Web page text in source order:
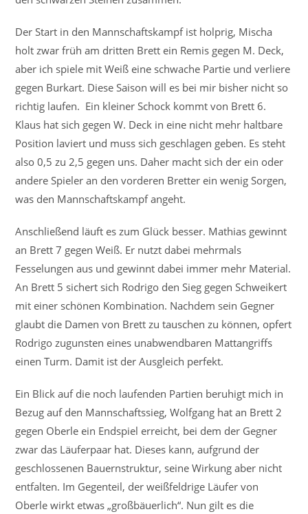
Der Start in den Mannschaftskampf ist holprig, Mischa
holt zwar früh am dritten Brett ein Remis gegen M. Deck,
aber ich spiele mit Weiß eine schwache Partie und verliere
gegen Burkart. Diese Saison will es bei mir bisher nicht so
richtig laufen. Ein kleiner Schock kommt von Brett 6.
Klaus hat sich gegen W. Deck in eine nicht mehr haltbare
Position laviert und muss sich geschlagen geben. Es steht
also 0,5 zu 2,5 gegen uns. Daher macht sich der ein oder
andere Spieler an den vorderen Bretter ein wenig Sorgen,
was den Mannschaftskampf angeht.
Anschließend läuft es zum Glück besser. Mathias gewinnt
an Brett 7 gegen Weiß. Er nutzt dabei mehrmals
Fesselungen aus und gewinnt dabei immer mehr Material.
An Brett 5 sichert sich Rodrigo den Sieg gegen Schweikert
mit einer schönen Kombination. Nachdem sein Gegner
glaubt die Damen von Brett zu tauschen zu können, opfert
Rodrigo zugunsten eines unabwendbaren Mattangriffs
einen Turm. Damit ist der Ausgleich perfekt.
Ein Blick auf die noch laufenden Partien beruhigt mich in
Bezug auf den Mannschaftssieg, Wolfgang hat an Brett 2
gegen Oberle ein Endspiel erreicht, bei dem der Gegner
zwar das Läuferpaar hat. Dieses kann, aufgrund der
geschlossenen Bauernstruktur, seine Wirkung aber nicht
entfalten. Im Gegenteil, der weißfeldrige Läufer von
Oberle wirkt etwas „großbäuerlich“. Nun gilt es die